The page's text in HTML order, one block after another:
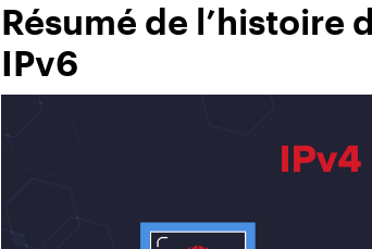
Résumé de l’histoire
IPv6